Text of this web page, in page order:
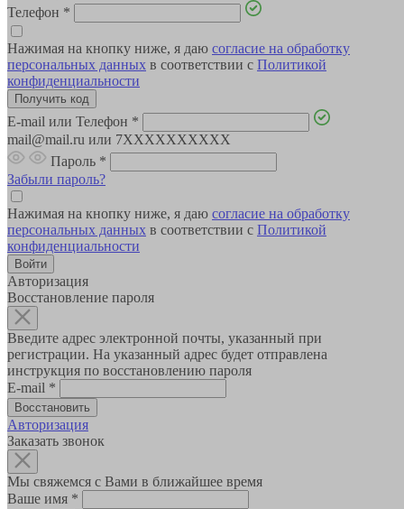
Телефон *
Нажимая на кнопку ниже, я даю согласие на обработку
персональных данных в соответствии с Политикой
конфиденциальности
E-mail или Телефон *
mail@mail.ru или 7XXXXXXXXXX
Пароль *
Забыли пароль?
Нажимая на кнопку ниже, я даю согласие на обработку
персональных данных в соответствии с Политикой
конфиденциальности
Авторизация
Восстановление пароля
Введите адрес электронной почты, указанный при
регистрации. На указанный адрес будет отправлена
инструкция по восстановлению пароля
E-mail *
Авторизация
Заказать звонок
Мы свяжемся с Вами в ближайшее время
Ваше имя *